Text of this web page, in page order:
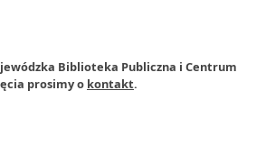
Biblioteka Publiczna i Centrum
prosimy o kontakt.